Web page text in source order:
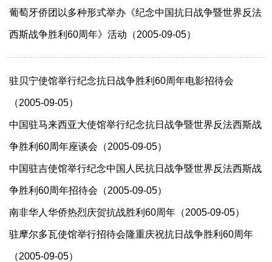
葡萄牙侨团以多种形式举办《纪念中国抗日战争暨世界反法
西斯战争胜利60周年》活动（2005-09-05）
驻贝宁使馆举行纪念抗日战争胜利60周年电影招待会
（2005-09-05）
中国驻马来西亚大使馆举行纪念抗日战争暨世界反法西斯战
争胜利60周年座谈会（2005-09-05）
中国驻吉使馆举行纪念中国人民抗日战争暨世界反法西斯战
争胜利60周年招待会（2005-09-05）
南非华人华侨热烈庆贺抗战胜利60周年（2005-09-05）
驻摩尔多瓦使馆举行招待会隆重庆祝抗日战争胜利60周年
（2005-09-05）